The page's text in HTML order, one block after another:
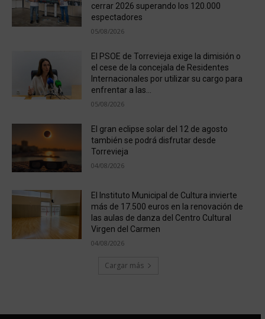
cerrar 2026 superando los 120.000
espectadores
05/08/2026
El PSOE de Torrevieja exige la dimisión o
el cese de la concejala de Residentes
Internacionales por utilizar su cargo para
enfrentar a las...
05/08/2026
El gran eclipse solar del 12 de agosto
también se podrá disfrutar desde
Torrevieja
04/08/2026
El Instituto Municipal de Cultura invierte
más de 17.500 euros en la renovación de
las aulas de danza del Centro Cultural
Virgen del Carmen
04/08/2026
Cargar más